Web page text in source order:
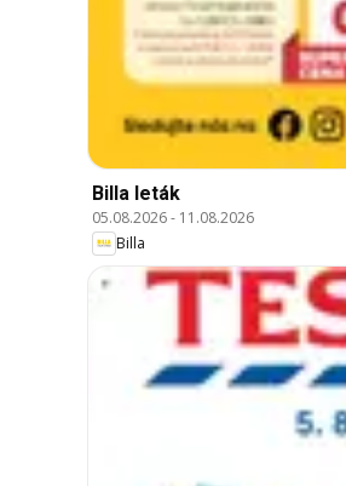
Billa leták
05.08.2026- 11.08.2026
Billa